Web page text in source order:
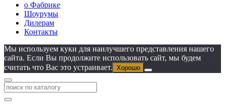
о Фабрике
Шоурумы
Дилерам
Контакты
Мы используем куки для наилучшего представления нашего
сайта. Если Вы продолжите использовать сайт, мы будем
считать что Вас это устраивает. Хорошо